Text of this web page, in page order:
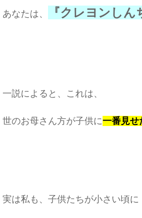
あなたは、 『クレヨンしん
一説によると、これは、
世のお母さん方が子供に一番見せ
実は私も、子供たちが小さい頃に